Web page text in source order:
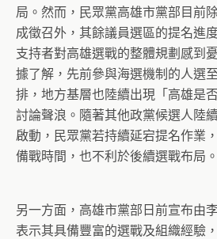
局。然而，民眾黨高雄市黨部目前
成徵召外，其餘議員選區的提名進
支持者對高雄選戰的整體規劃感到
據了解，先前參與海選機制的人選
排，地方基層也陸續出現「高雄是
討論聲浪。隨著其他政黨候選人陸
啟動，民眾黨若持續延宕提名作業
備戰時間，也不利於後續選戰布局。
另一方面，高雄市黨部日前宣布由
表示其具備豐富的選戰及組織經驗